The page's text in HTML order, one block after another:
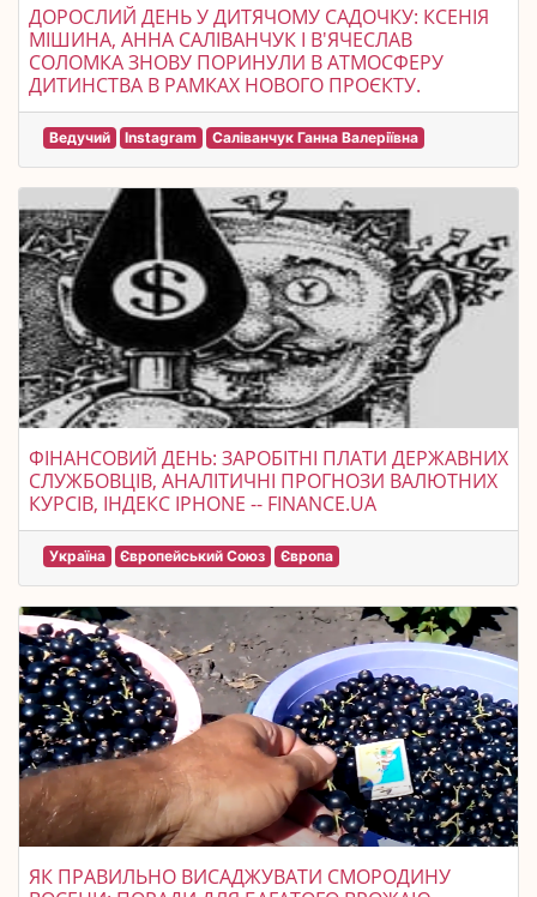
ДОРОСЛИЙ ДЕНЬ У ДИТЯЧОМУ САДОЧКУ: КСЕНІЯ
МІШИНА, АННА САЛІВАНЧУК І В'ЯЧЕСЛАВ
СОЛОМКА ЗНОВУ ПОРИНУЛИ В АТМОСФЕРУ
ДИТИНСТВА В РАМКАХ НОВОГО ПРОЄКТУ.
Ведучий Instagram Саліванчук Ганна Валеріївна
ФІНАНСОВИЙ ДЕНЬ: ЗАРОБІТНІ ПЛАТИ ДЕРЖАВНИХ
СЛУЖБОВЦІВ, АНАЛІТИЧНІ ПРОГНОЗИ ВАЛЮТНИХ
КУРСІВ, ІНДЕКС IPHONE -- FINANCE.UA
Україна Європейський Союз Європа
ЯК ПРАВИЛЬНО ВИСАДЖУВАТИ СМОРОДИНУ